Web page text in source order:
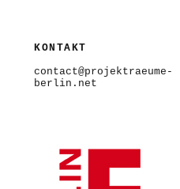
KONTAKT
contact@projektraeume-
berlin.net